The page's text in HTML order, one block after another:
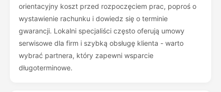
orientacyjny koszt przed rozpoczęciem prac, poproś o
wystawienie rachunku i dowiedz się o terminie
gwarancji. Lokalni specjaliści często oferują umowy
serwisowe dla firm i szybką obsługę klienta - warto
wybrać partnera, który zapewni wsparcie
długoterminowe.